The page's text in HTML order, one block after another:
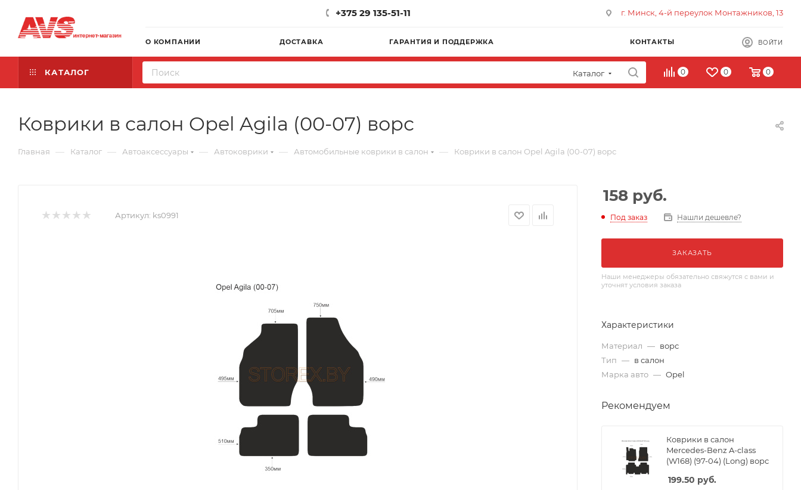
+375 29 135-51-11 г. Минск, 4-й переулок Монтажников, 13
О КОМПАНИИ ДОСТАВКА ГАРАНТИЯ И ПОДДЕРЖКА КОНТАКТЫ ВОЙТИ
КАТАЛОГ Каталог 0 0 0
Коврики в салон Opel Agila (00-07) ворс
Главная — Каталог — Автоаксессуары — Автоковрики — Автомобильные коврики в салон — Коврики в салон Opel Agila (00-07) ворс
Артикул: ks0991
158 руб.
Под заказ Нашли дешевле?
ЗАКАЗАТЬ
Наши менеджеры обязательно свяжутся с вами и
уточнят условия заказа
Характеристики
Материал — ворс
Тип — в салон
Марка авто — Opel
Рекомендуем
Коврики в салон
Mercedes-Benz A-class
(W168) (97-04) (Long) ворс
199.50 руб.